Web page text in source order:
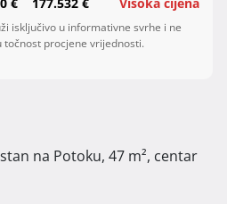
isključivo u informativne svrhe i ne
procjene vrijednosti.